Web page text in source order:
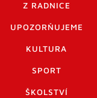
Z RADNICE
UPOZORŇUJEME
KULTURA
SPORT
ŠKOLSTVÍ